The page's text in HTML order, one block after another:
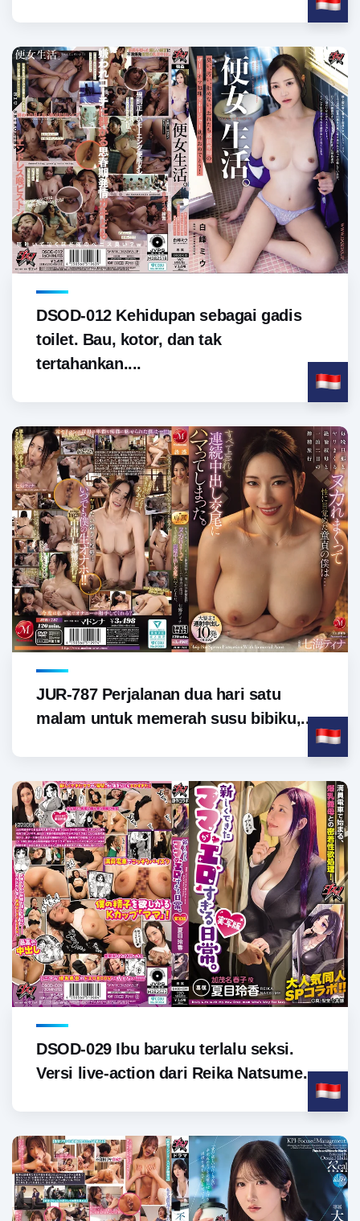
DSOD-012 Kehidupan sebagai gadis
toilet. Bau, kotor, dan tak
tertahankan....
JUR-787 Perjalanan dua hari satu
malam untuk memerah susu bibiku,...
DSOD-029 Ibu baruku terlalu seksi.
Versi live-action dari Reika Natsume.